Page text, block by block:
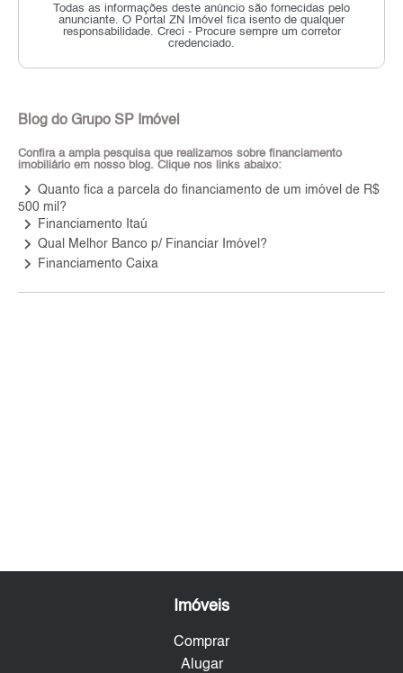
Todas as informações deste anúncio são fornecidas pelo
anunciante. O Portal ZN Imóvel fica isento de qualquer
responsabilidade. Creci - Procure sempre um corretor
credenciado.
Blog do Grupo SP Imóvel
Confira a ampla pesquisa que realizamos sobre financiamento
imobiliário em nosso blog. Clique nos links abaixo:
keyboard_arrow_right Quanto fica a parcela do financiamento de um imóvel de R$
500 mil?
keyboard_arrow_right Financiamento Itaú
keyboard_arrow_right Qual Melhor Banco p/ Financiar Imóvel?
keyboard_arrow_right Financiamento Caixa
Imóveis
Comprar
Alugar